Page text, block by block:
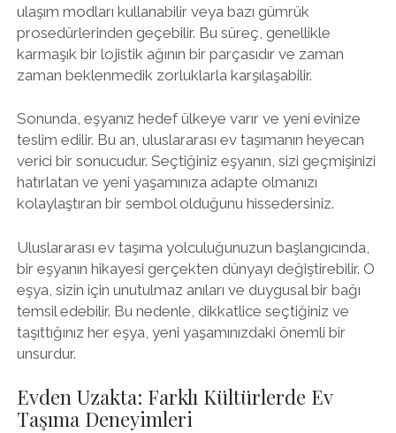
ulaşım modları kullanabilir veya bazı gümrük
prosedürlerinden geçebilir. Bu süreç, genellikle
karmaşık bir lojistik ağının bir parçasıdır ve zaman
zaman beklenmedik zorluklarla karşılaşabilir.
Sonunda, eşyanız hedef ülkeye varır ve yeni evinize
teslim edilir. Bu an, uluslararası ev taşımanın heyecan
verici bir sonucudur. Seçtiğiniz eşyanın, sizi geçmişinizi
hatırlatan ve yeni yaşamınıza adapte olmanızı
kolaylaştıran bir sembol olduğunu hissedersiniz.
Uluslararası ev taşıma yolculuğunuzun başlangıcında,
bir eşyanın hikayesi gerçekten dünyayı değiştirebilir. O
eşya, sizin için unutulmaz anıları ve duygusal bir bağı
temsil edebilir. Bu nedenle, dikkatlice seçtiğiniz ve
taşıttığınız her eşya, yeni yaşamınızdaki önemli bir
unsurdur.
Evden Uzakta: Farklı Kültürlerde Ev
Taşıma Deneyimleri